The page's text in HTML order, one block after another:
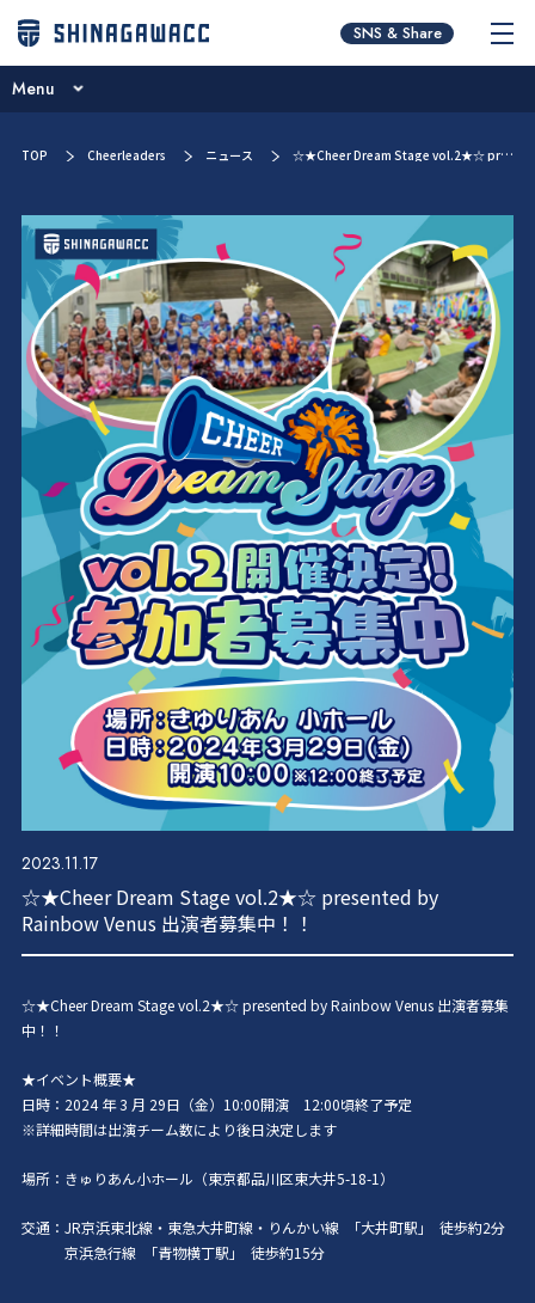
チームコンセプト
ニュース
ブログ
イベント一覧
メンバー紹介
お問い合わせ
SNS & Share
Menu
ブログ
イベント一覧
メンバー紹介
お問い合わせ
TOP Cheerleaders ニュース ☆★Cheer Dream Stage vol.2★☆ presented by Rainbow Venus 出演者募集中！！
2023.11.17
☆★Cheer Dream Stage vol.2★☆ presented by
Rainbow Venus 出演者募集中！！
☆★Cheer Dream Stage vol.2★☆ presented by Rainbow Venus 出演者募集
中！！
★イベント概要★
日時：2024 年 3 月 29日（金）10:00開演 12:00頃終了予定
※詳細時間は出演チーム数により後日決定します
場所：きゅりあん小ホール（東京都品川区東大井5-18-1）
交通：JR京浜東北線・東急大井町線・りんかい線 ｢大井町駅｣ 徒歩約2分
京浜急行線 ｢青物横丁駅｣ 徒歩約15分